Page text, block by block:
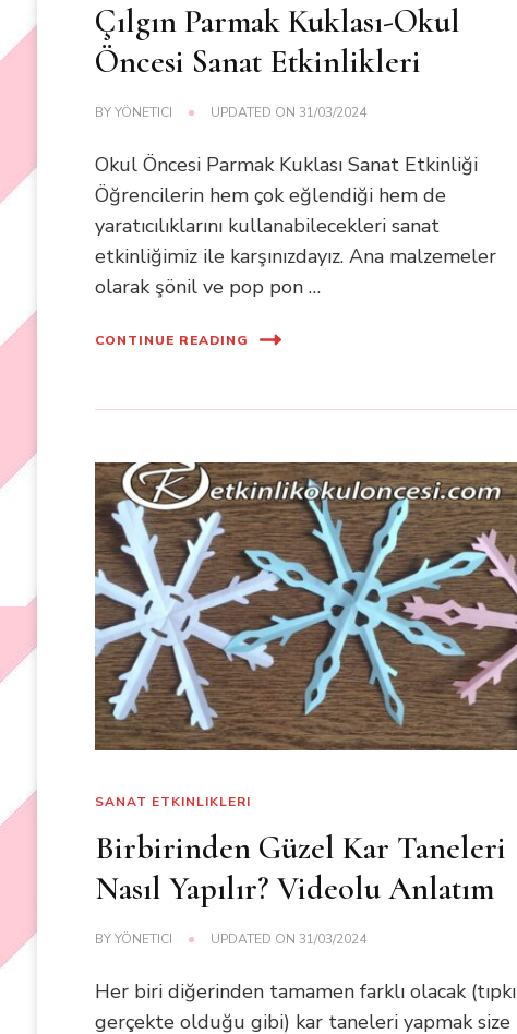
Çılgın Parmak Kuklası-Okul
Öncesi Sanat Etkinlikleri
BYYÖNETICI UPDATED ON 31/03/2024
Okul Öncesi Parmak Kuklası Sanat Etkinliği
Öğrencilerin hem çok eğlendiği hem de
yaratıcılıklarını kullanabilecekleri sanat
etkinliğimiz ile karşınızdayız. Ana malzemeler
olarak şönil ve pop pon …
CONTINUE READING
SANAT ETKINLIKLERI
Birbirinden Güzel Kar Taneleri
Nasıl Yapılır? Videolu Anlatım
BYYÖNETICI UPDATED ON 31/03/2024
Her biri diğerinden tamamen farklı olacak (tıpkı
gerçekte olduğu gibi) kar taneleri yapmak size